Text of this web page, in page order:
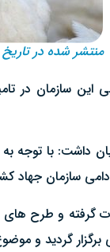
منتشر شده در تاریخ یکشنبه ۱۶
سازمان در
داشت: با توجه
سازمان جهاد
و طرح
گردید و